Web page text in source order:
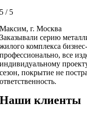
5 / 5
Максим, г. Москва
Заказывали серию
жилого комплекса
профессионально, все
индивидуальному
сезон, покрытие не
ответственность.
Наши клиенты